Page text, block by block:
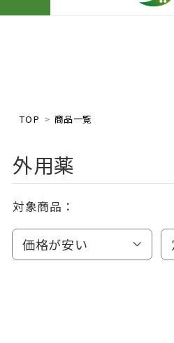
TOP 商品一覧
外用薬
対象商品：
価格が安い